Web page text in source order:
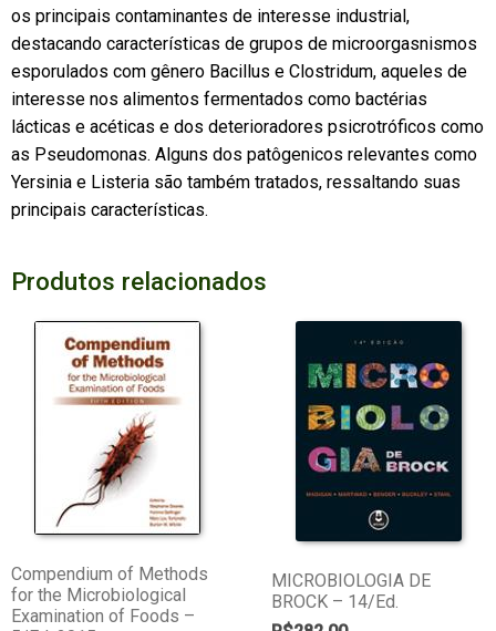
os principais contaminantes de interesse industrial,
destacando características de grupos de microorgasnismos
esporulados com gênero Bacillus e Clostridum, aqueles de
interesse nos alimentos fermentados como bactérias
lácticas e acéticas e dos deterioradores psicrotróficos como
as Pseudomonas. Alguns dos patôgenicos relevantes como
Yersinia e Listeria são também tratados, ressaltando suas
principais características.
Produtos relacionados
Compendium of Methods
for the Microbiological
Examination of Foods –
MICROBIOLOGIA DE
BROCK – 14/Ed.